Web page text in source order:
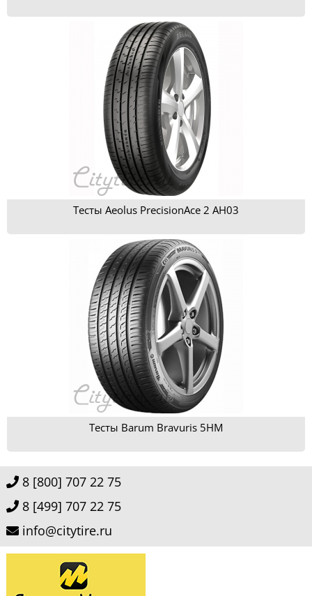
Тесты Aeolus PrecisionAce 2 AH03
Тесты Barum Bravuris 5HM
8 [800] 707 22 75
8 [499] 707 22 75
info@citytire.ru